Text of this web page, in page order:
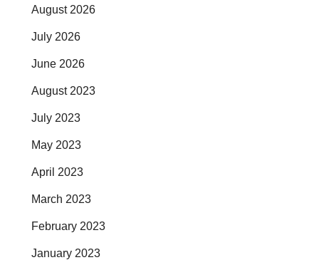
August 2026
July 2026
June 2026
August 2023
July 2023
May 2023
April 2023
March 2023
February 2023
January 2023